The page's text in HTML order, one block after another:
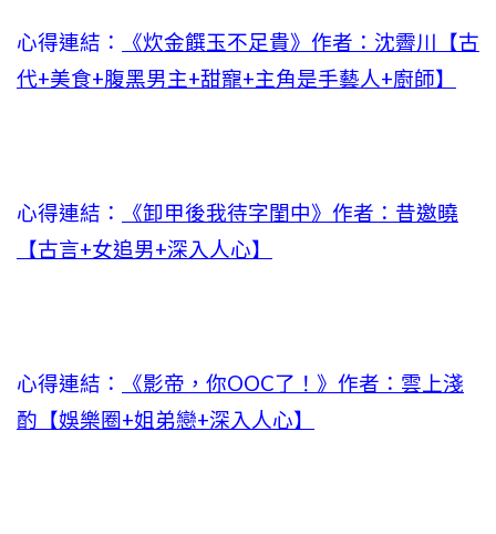
心得連結：
《炊金饌玉不足貴》作者：沈霽川【古
代+美食+腹黑男主+甜寵+主角是手藝人+廚師】
心得連結：
《卸甲後我待字閨中》作者：昔邀曉
【古言+女追男+深入人心】
心得連結：
《影帝，你OOC了！》作者：雲上淺
酌【娛樂圈+姐弟戀+深入人心】